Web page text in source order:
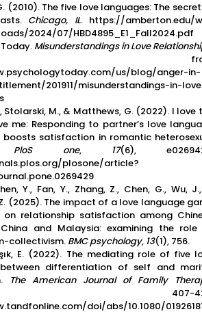
(2010). The five love languages: The
Chicago, IL. https://amberton.edu/
2024/07/HBD4895_E1_Fall2024.pdf
Misunderstandings in Love
us/blog/anger-in-
201911/misunderstandings-in-
Stolarski, M., & Matthews, G. (2022). I love
me: Responding to partner’s love
boosts satisfaction in romantic
PloS one, 17(6),
plosone/article?
Y., Fan, Y., Zhang, Z., Chen, G., Wu,
Z. (2025). The impact of a love language
on relationship satisfaction among
and Malaysia: examining the
collectivism. BMC psychology, 13(1), 756.
E. (2022). The mediating role of five
differentiation of self and
The American Journal of Family
407-
doi/abs/10.1080/